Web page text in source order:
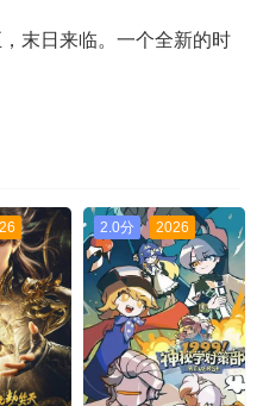
末日来临。一个全新的时
2.0分 2026